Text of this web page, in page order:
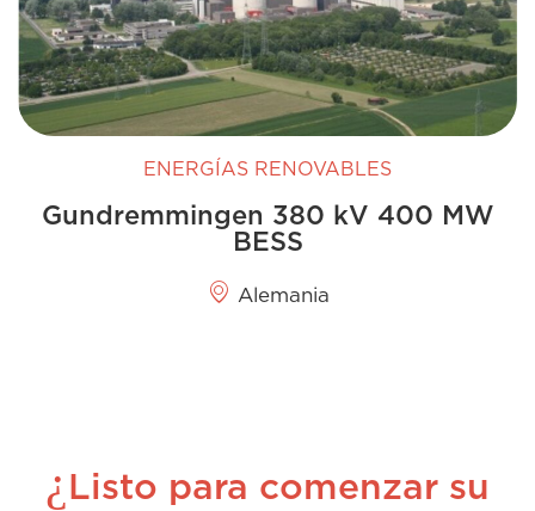
ENERGÍAS RENOVABLES
Gundremmingen 380 kV 400 MW
BESS
Alemania
¿ Listo para comenzar su